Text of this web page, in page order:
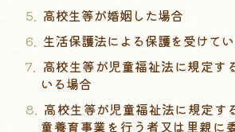
高校生等が婚姻した場合
生活保護法による保護を受けて
高校生等が児童福祉法に規定す
いる場合
高校生等が児童福祉法に規定す
童養育事業を行う者又は里親に